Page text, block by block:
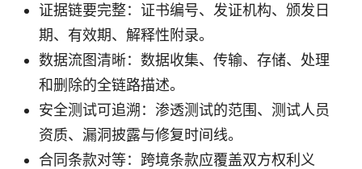
证据链要完整：证书编号、发证机构、颁发日
期、有效期、解释性附录。
数据流图清晰：数据收集、传输、存储、处理
和删除的全链路描述。
安全测试可追溯：渗透测试的范围、测试人员
资质、漏洞披露与修复时间线。
合同条款对等：跨境条款应覆盖双方权利义